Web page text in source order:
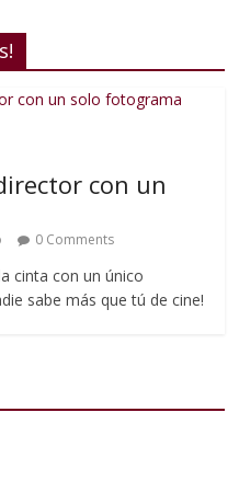
con un
0 Comments
cinta con un único
sabe más que tú de cine!